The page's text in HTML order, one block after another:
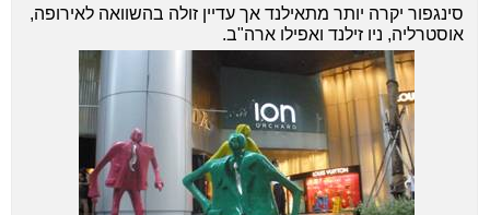
סינגפור יקרה יותר מתאילנד אך עדיין זולה בהשוואה לאירופה,
אוסטרליה, ניו זילנד ואפילו ארה"ב.